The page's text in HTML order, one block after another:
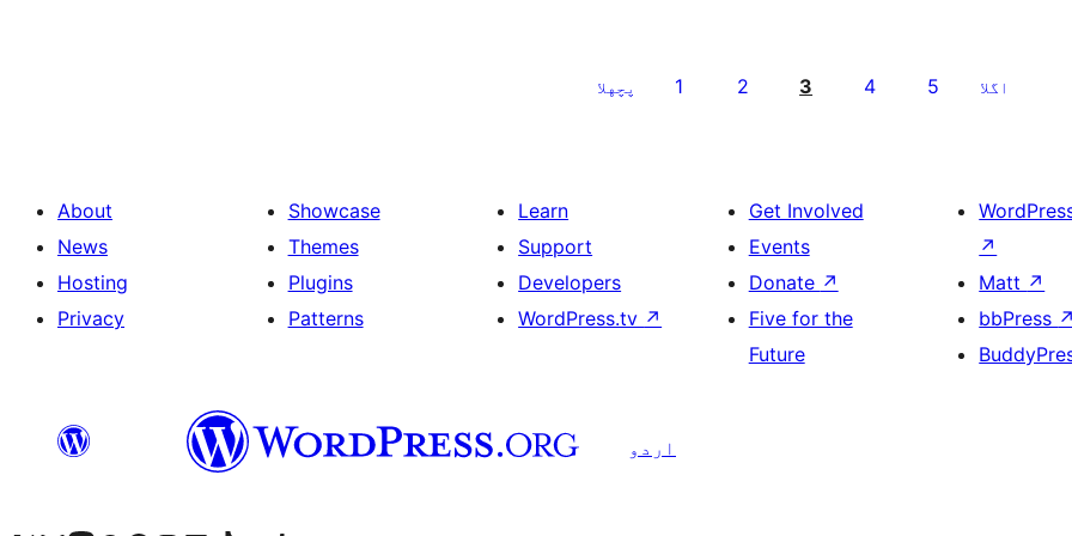
پچهلا 1 2 3 4 5 اگلا
About
News
Hosting
Privacy
Showcase
Themes
Plugins
Patterns
Learn
Support
Developers
WordPress.tv ↗
Get Involved
Events
Donate ↗
Five for the
Future
↗
Matt ↗
bbPress ↗
اردو